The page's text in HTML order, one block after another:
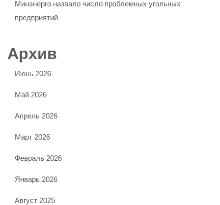
Минэнерго назвало число проблемных угольных
предприятий
Архив
Июнь 2026
Май 2026
Апрель 2026
Март 2026
Февраль 2026
Январь 2026
Август 2025